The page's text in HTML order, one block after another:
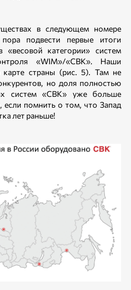
в следующем номере
подвести первые итоги
«весовой категории» систем
«WIM»/«СВК». Наши
страны (рис. 5). Там не
но доля полностью
систем «СВК» уже больше
если помнить о том, что Запад
лет раньше!